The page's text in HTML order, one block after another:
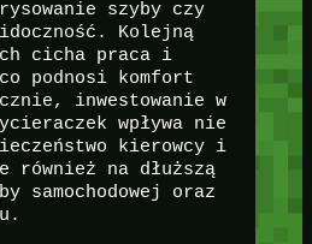
szyby czy
Kolejną
cicha praca i
podnosi komfort
inwestowanie w
wpływa nie
kierowcy i
również na dłuższą
samochodowej oraz